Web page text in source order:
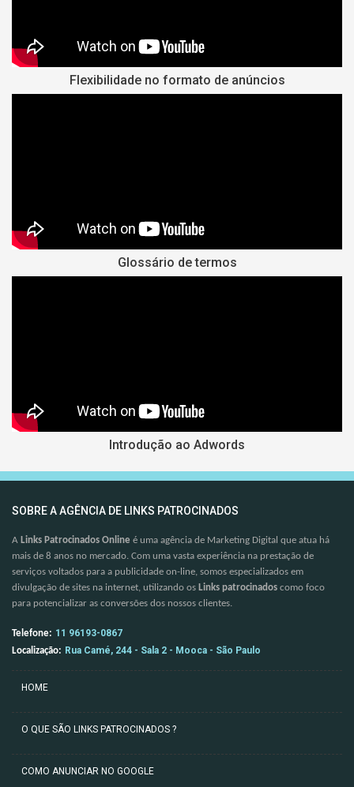
Flexibilidade no formato de anúncios
Glossário de termos
Introdução ao Adwords
SOBRE A AGÊNCIA DE LINKS PATROCINADOS
A Links Patrocinados Online é uma agência de Marketing Digital que atua há
mais de 8 anos no mercado. Com uma vasta experiência na prestação de
serviços voltados para a publicidade on-line, somos especializados em
divulgação de sites na internet, utilizando os Links patrocinados como foco
para potencializar as conversões dos nossos clientes.
Telefone: 11 96193-0867
Localização: Rua Camé, 244 - Sala 2 - Mooca - São Paulo
HOME
O QUE SÃO LINKS PATROCINADOS ?
COMO ANUNCIAR NO GOOGLE